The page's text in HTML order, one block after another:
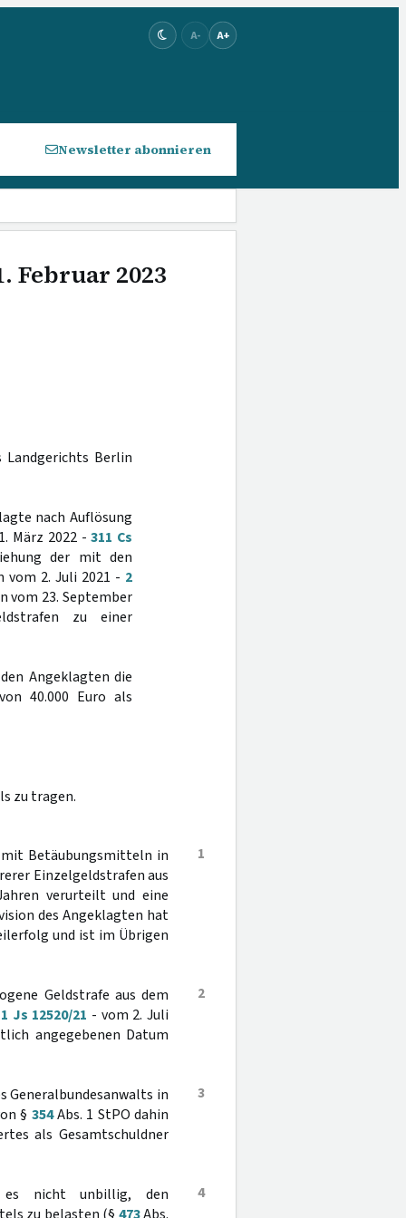
A- A+
Newsletter abonnieren
Februar 2023
Landgerichts Berlin
nach Auflösung
März 2022 -311 Cs
der mit den
vom 2. Juli 2021 - 2
vom 23. September
zu einer
Angeklagten die
40.000 Euro als
zu tragen.
1
mit Betäubungsmitteln in
Einzelgeldstrafen aus
verurteilt und eine
des Angeklagten hat
und ist im Übrigen
2
Geldstrafe aus dem
Js 12520/21 - vom 2. Juli
angegebenen Datum
3
Generalbundesanwalts in
§ 354Abs. 1 StPO dahin
als Gesamtschuldner
4
es nicht unbillig, den